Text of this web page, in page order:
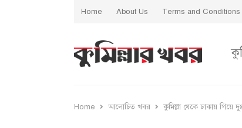
Home About Us Terms and Conditions
Home আলোচিত খবর কুমিল্লা থেকে ঢাকায় গিয়ে